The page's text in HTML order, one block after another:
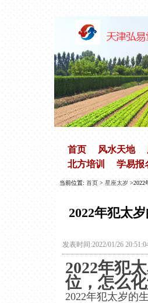
首页 风水天地
北方培训
学易报
当前位置: 首页 > 星座太岁 >2022
2022年犯太
发表时间:2022/01/26
2022年犯
位，怎么
2022年犯太岁的